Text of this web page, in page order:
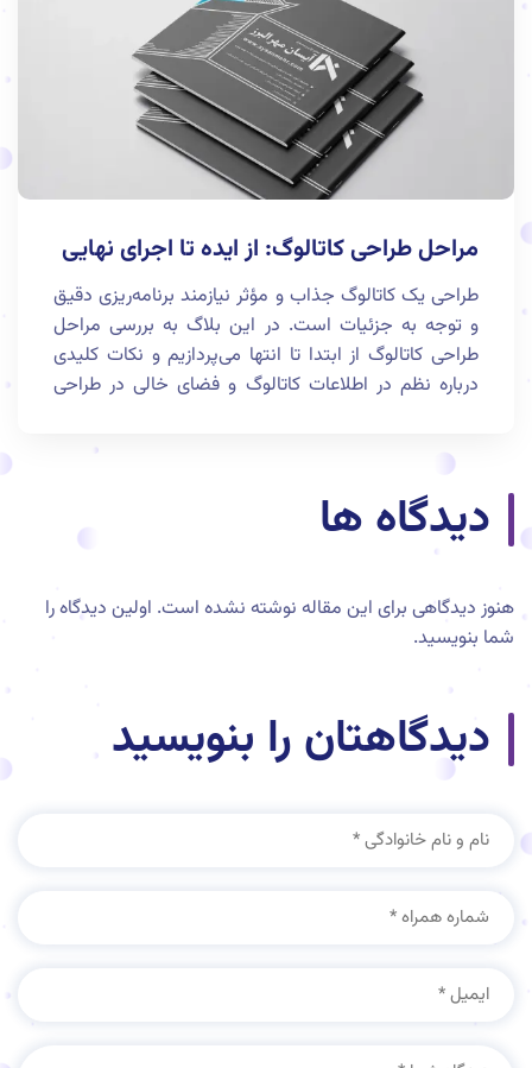
خاصی دارد که می‌تواند پیام برند را به‌صورت جذاب منتقل
مراحل طراحی کاتالوگ: از ایده تا اجرای نهایی
طراحی یک کاتالوگ جذاب و مؤثر نیازمند برنامه‌ریزی دقیق
و توجه به جزئیات است. در این بلاگ به بررسی مراحل
طراحی کاتالوگ از ابتدا تا انتها می‌پردازیم و نکات کلیدی
درباره نظم در اطلاعات کاتالوگ و فضای خالی در طراحی
دیدگاه ها
هنوز دیدگاهی برای این مقاله نوشته نشده است. اولین دیدگاه را
شما بنویسید.
دیدگاهتان را بنویسید